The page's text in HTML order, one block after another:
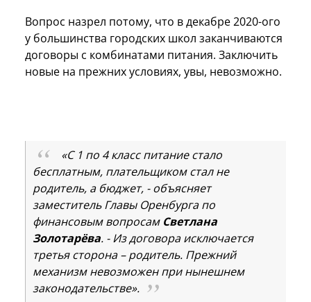
Вопрос назрел потому, что в декабре 2020-ого
у большинства городских школ заканчиваются
договоры с комбинатами питания. Заключить
новые на прежних условиях, увы, невозможно.
«С 1 по 4 класс питание стало
бесплатным, плательщиком стал не
родитель, а бюджет, - объясняет
заместитель Главы Оренбурга по
финансовым вопросам Светлана
Золотарёва. - Из договора исключается
третья сторона – родитель. Прежний
механизм невозможен при нынешнем
законодательстве».